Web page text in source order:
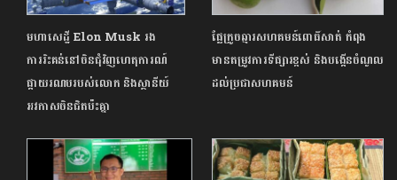
មហាសេដ្ឋី Elon Musk រង
ការរិះគន់នៅចិនជុំវិញហេតុការណ៍
ផ្កាយរណបរបស់លោក និងស្ថានីយ៍
អវកាសចិនជិតប៉ះគ្នា
ផ្លែក្រូចឆ្មារសហគមន៍ពោធិ៍សាត់ កំពុង
មានតម្រូវការទីផ្សារខ្ពស់ និងបង្កើនចំណូល
ដល់ប្រជាសហគមន៍